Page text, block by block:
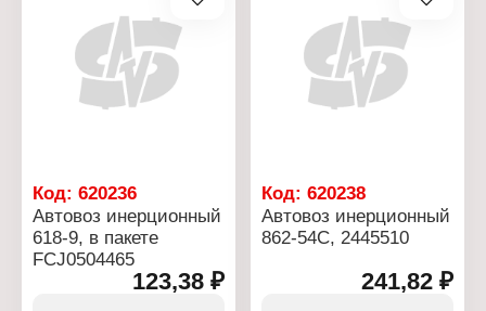
Код: 620236
Автовоз инерционный
618-9, в пакете
FCJ0504465
123,38 ₽
Код:620238
Автовоз инерционный
862-54С, 2445510
241,82 ₽